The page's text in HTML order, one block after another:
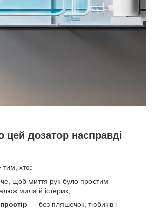
цей дозатор насправді
тим, хто:
щоб миття рук було простим
мила й істерик;
— без пляшечок, тюбиків і